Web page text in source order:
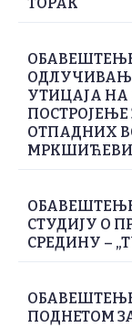
ТОРАК
УТИЦАЈА
ОТПАДНИХ
СТУДИЈУ О
СРЕДИНУ –
ПОДНЕТОМ